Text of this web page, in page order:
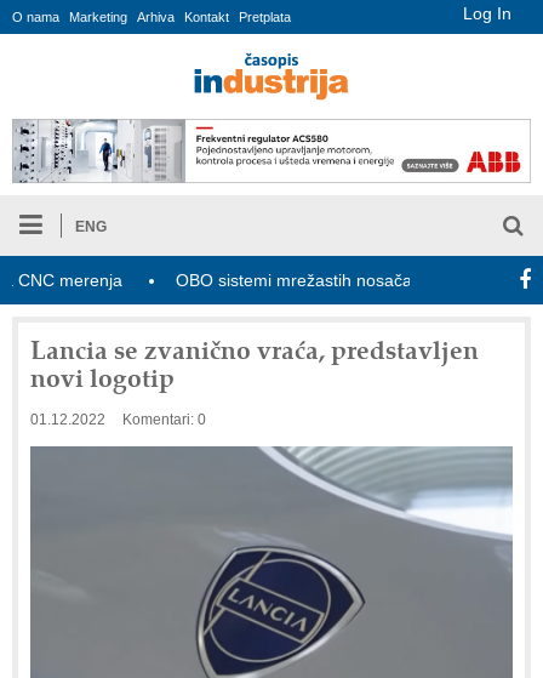
Log In
O nama Marketing Arhiva Kontakt Pretplata
ENG
merenja OBO sistemi mrežastih nosača kablova Novi
Lancia se zvanično vraća, predstavljen
novi logotip
01.12.2022 Komentari: 0